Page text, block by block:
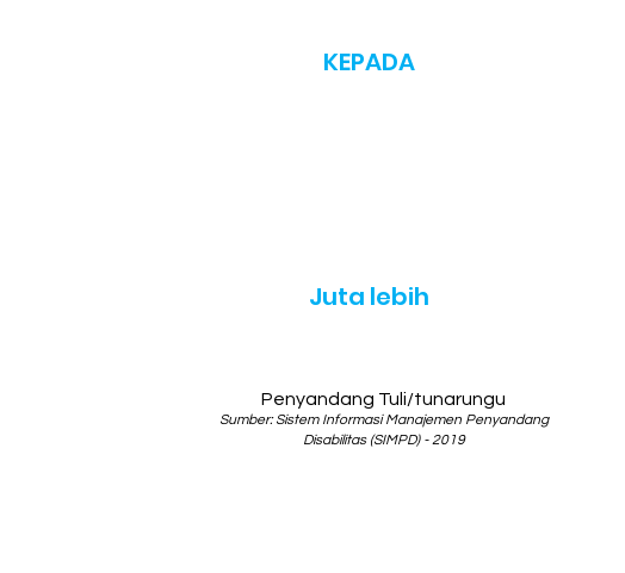
Juta lebih
KEPADA
Penyandang Tuli/tunarungu
Sumber: Sistem Informasi Manajemen Penyandang
Disabilitas (SIMPD) - 2019